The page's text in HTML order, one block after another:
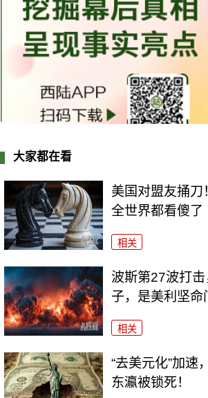
大家都在看
美国对盟友捅刀
全世界都看傻了
相关
波斯第27波打
子，是美利坚命
相关
“去美元化”加速
东瀛被锁死！